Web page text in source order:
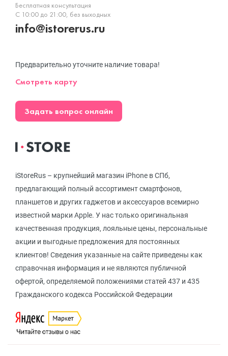
iStoreRus – крупнейший магазин iPhone в СПб,
предлагающий полный ассортимент смартфонов,
планшетов и других гаджетов и аксессуаров всемирно
известной марки Apple. У нас только оригинальная
качественная продукция, лояльные цены, персональные
акции и выгодные предложения для постоянных
клиентов! Сведения указанные на сайте приведены как
справочная информация и не являются публичной
офертой, определяемой положениями статей 437 и 435
Гражданского кодекса Российской Федерации
Бесплатная консультация
С 10:00 до 21:00, без выходных
info@istorerus.ru
Предварительно уточните наличие товара!
Смотреть карту
Задать вопрос онлайн